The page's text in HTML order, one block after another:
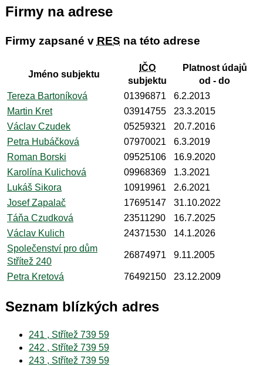
Firmy na adrese
Firmy zapsané v RES na této adrese
Jméno subjektu
IČO
subjektu
Platnost údajů
od - do
Tereza Bartoníková
01396871
6.2.2013
Martin Kret
03914755
23.3.2015
Václav Czudek
05259321
20.7.2016
Petra Hubáčková
07970021
6.3.2019
Roman Borski
09525106
16.9.2020
Karolína Kulichová
09968369
1.3.2021
Lukáš Sikora
10919961
2.6.2021
Josef Zapalač
17695147
31.10.2022
Táňa Czudková
23511290
16.7.2025
Václav Kulich
24371530
14.1.2026
Společenství pro dům
Střítež 240
26874971 9.11.2005
Petra Kretová 76492150 23.12.2009
Seznam blízkých adres
241 , Střítež 739 59
242 , Střítež 739 59
243 , Střítež 739 59